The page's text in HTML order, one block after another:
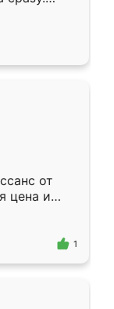
к
Собрали
даже
от
цена и
1